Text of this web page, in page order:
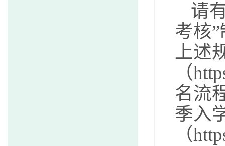
请
考核
上述
（
名流
季入
（